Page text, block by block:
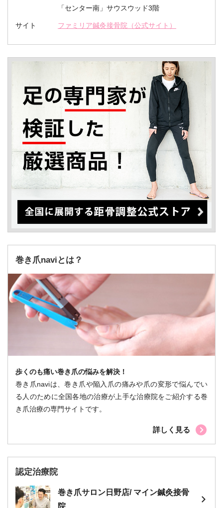
「センター南」サウスウッド3階
サイト ファミリア鍼灸接骨院（公式サイト）
巻き爪naviとは？
歩くのも痛い巻き爪の悩みを解決！
巻き爪naviは、巻き爪や陥入爪の痛みや爪の変形で悩んでい
る人のために全国各地の治療が上手な治療院をご紹介する巻
き爪治療の専門サイトです。
詳しく見る
認定治療院
巻き爪サロン日野店/ マイン鍼灸接骨